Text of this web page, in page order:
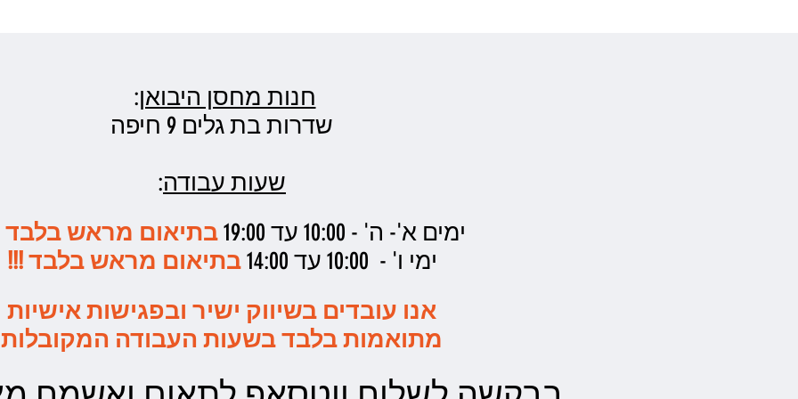
חנות מחסן היבואן:
שדרות בת גלים 9 חיפה
שעות עבודה:
ימים א'- ה' - 10:00 עד 19:00
בתיאום מראש בלבד
ימי ו' - 10:00 עד 14:00
בתיאום מראש בלבד !!!
אנו עובדים בשיווק ישיר ובפגישות אישיות
מתואמות בלבד בשעות העבודה המקובלות